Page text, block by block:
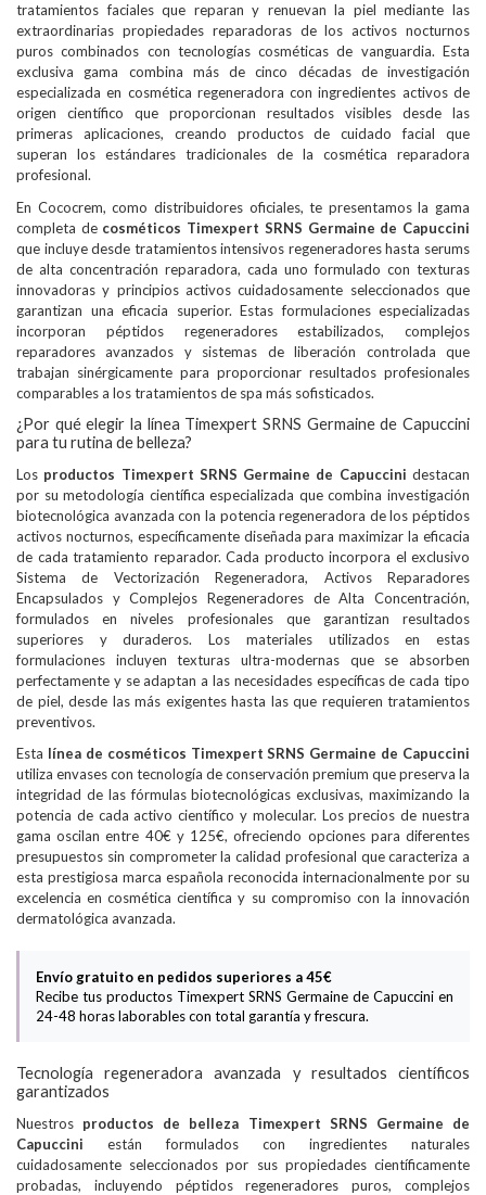
tratamientos faciales que reparan y renuevan la piel mediante las
extraordinarias propiedades reparadoras de los activos nocturnos
puros combinados con tecnologías cosméticas de vanguardia. Esta
exclusiva gama combina más de cinco décadas de investigación
especializada en cosmética regeneradora con ingredientes activos de
origen científico que proporcionan resultados visibles desde las
primeras aplicaciones, creando productos de cuidado facial que
superan los estándares tradicionales de la cosmética reparadora
profesional.
En Cococrem, como distribuidores oficiales, te presentamos la gama
completa de cosméticos Timexpert SRNS Germaine de Capuccini
que incluye desde tratamientos intensivos regeneradores hasta serums
de alta concentración reparadora, cada uno formulado con texturas
innovadoras y principios activos cuidadosamente seleccionados que
garantizan una eficacia superior. Estas formulaciones especializadas
incorporan péptidos regeneradores estabilizados, complejos
reparadores avanzados y sistemas de liberación controlada que
trabajan sinérgicamente para proporcionar resultados profesionales
comparables a los tratamientos de spa más sofisticados.
¿Por qué elegir la línea Timexpert SRNS Germaine de Capuccini
para tu rutina de belleza?
Los productos Timexpert SRNS Germaine de Capuccini destacan
por su metodología científica especializada que combina investigación
biotecnológica avanzada con la potencia regeneradora de los péptidos
activos nocturnos, específicamente diseñada para maximizar la eficacia
de cada tratamiento reparador. Cada producto incorpora el exclusivo
Sistema de Vectorización Regeneradora, Activos Reparadores
Encapsulados y Complejos Regeneradores de Alta Concentración,
formulados en niveles profesionales que garantizan resultados
superiores y duraderos. Los materiales utilizados en estas
formulaciones incluyen texturas ultra-modernas que se absorben
perfectamente y se adaptan a las necesidades específicas de cada tipo
de piel, desde las más exigentes hasta las que requieren tratamientos
preventivos.
Esta línea de cosméticos Timexpert SRNS Germaine de Capuccini
utiliza envases con tecnología de conservación premium que preserva la
integridad de las fórmulas biotecnológicas exclusivas, maximizando la
potencia de cada activo científico y molecular. Los precios de nuestra
gama oscilan entre 40€ y 125€, ofreciendo opciones para diferentes
presupuestos sin comprometer la calidad profesional que caracteriza a
esta prestigiosa marca española reconocida internacionalmente por su
excelencia en cosmética científica y su compromiso con la innovación
dermatológica avanzada.
Envío gratuito en pedidos superiores a 45€
Recibe tus productos Timexpert SRNS Germaine de Capuccini en
24-48 horas laborables con total garantía y frescura.
Tecnología regeneradora avanzada y resultados científicos
garantizados
Nuestros productos de belleza Timexpert SRNS Germaine de
Capuccini están formulados con ingredientes naturales
cuidadosamente seleccionados por sus propiedades científicamente
probadas, incluyendo péptidos regeneradores puros, complejos